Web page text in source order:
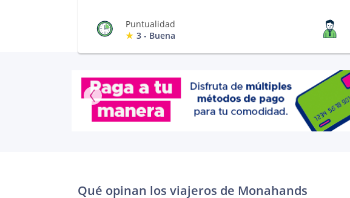
Puntualidad
3 - Buena
Qué opinan los viajeros de Monahands